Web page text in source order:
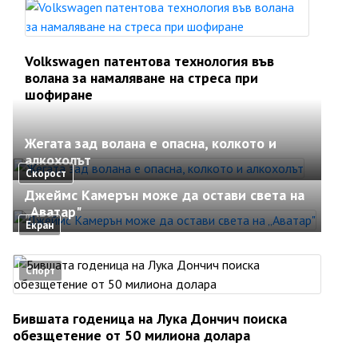
Volkswagen патентова технология във
волана за намаляване на стреса при
шофиране
Скорост
Жегата зад волана е опасна, колкото и
алкохолът
Екран
Джеймс Камерън може да остави света на
„Аватар"
Спорт
Бившата годеница на Лука Дончич поиска
обезщетение от 50 милиона долара